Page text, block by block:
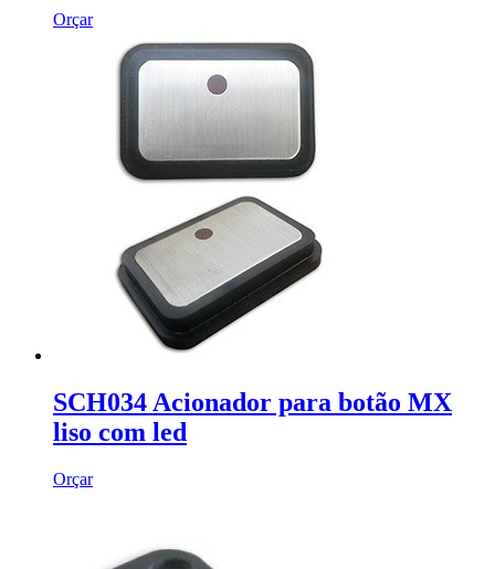
Orçar
SCH034 Acionador para botão MX
liso com led
Orçar